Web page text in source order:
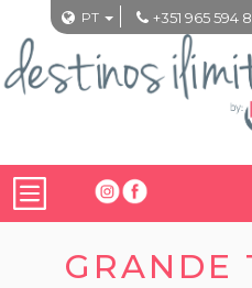
PT +351 965 594
GRANDE